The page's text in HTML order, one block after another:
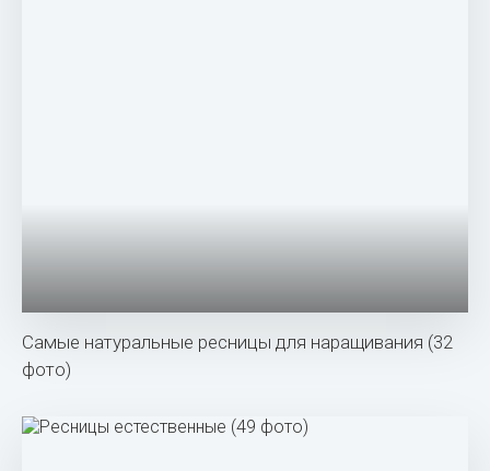
Самые натуральные ресницы для наращивания (32
фото)